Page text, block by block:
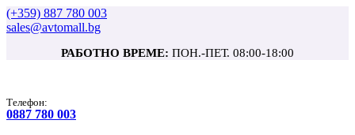
(+359) 887 780 003
sales@avtomall.bg
РАБОТНО ВРЕМЕ: ПОН.-ПЕТ. 08:00-18:00
Tелефон:
0887 780 003